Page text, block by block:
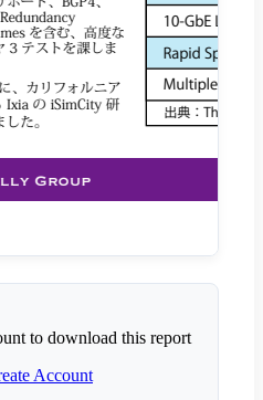
to download this report
Account